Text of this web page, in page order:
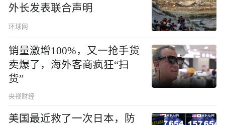
外长发表联合声明
环球网
销量激增100%，又一抢手货
卖爆了，海外客商疯狂“扫
货”
央视财经
美国最近救了一次日本，防